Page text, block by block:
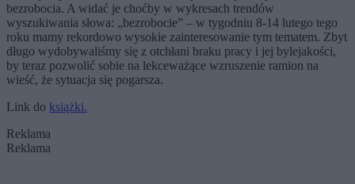
bezrobocia. A widać je choćby w wykresach trendów
wyszukiwania słowa: „bezrobocie” – w tygodniu 8-14 lutego tego
roku mamy rekordowo wysokie zainteresowanie tym tematem. Zbyt
długo wydobywaliśmy się z otchłani braku pracy i jej bylejakości,
by teraz pozwolić sobie na lekceważące wzruszenie ramion na
wieść, że sytuacja się pogarsza.
Link do książki.
Reklama
Reklama